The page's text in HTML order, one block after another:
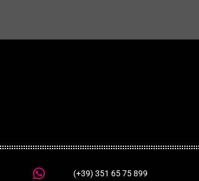
(+39) 351 65 75 899